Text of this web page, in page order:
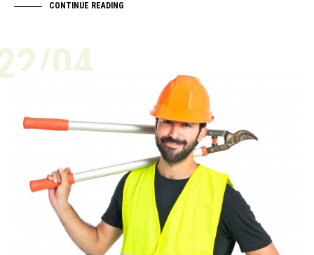
CONTINUE READING
04